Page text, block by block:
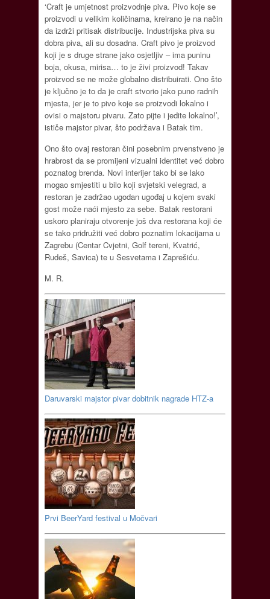
‘Craft je umjetnost proizvodnje piva. Pivo koje se
proizvodi u velikim količinama, kreirano je na način
da izdrži pritisak distribucije. Industrijska piva su
dobra piva, ali su dosadna. Craft pivo je proizvod
koji je s druge strane jako osjetljiv – ima puninu
boja, okusa, mirisa… to je živi proizvod! Takav
proizvod se ne može globalno distribuirati. Ono što
je ključno je to da je craft stvorio jako puno radnih
mjesta, jer je to pivo koje se proizvodi lokalno i
ovisi o majstoru pivaru. Zato pijte i jedite lokalno!’,
ističe majstor pivar, što podržava i Batak tim.
Ono što ovaj restoran čini posebnim prvenstveno je
hrabrost da se promijeni vizualni identitet već dobro
poznatog brenda. Novi interijer tako bi se lako
mogao smjestiti u bilo koji svjetski velegrad, a
restoran je zadržao ugodan ugođaj u kojem svaki
gost može naći mjesto za sebe. Batak restorani
uskoro planiraju otvorenje još dva restorana koji će
se tako pridružiti već dobro poznatim lokacijama u
Zagrebu (Centar Cvjetni, Golf tereni, Kvatrić,
Rudeš, Savica) te u Sesvetama i Zaprešiću.
M. R.
Daruvarski majstor pivar dobitnik nagrade HTZ-a
Prvi BeerYard festival u Močvari